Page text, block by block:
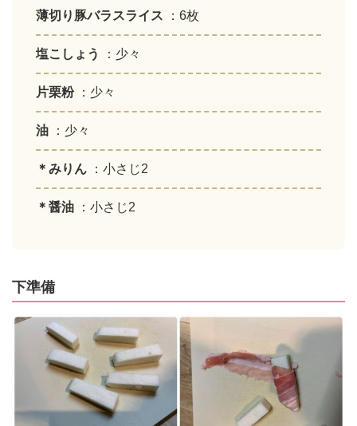
薄切り豚バラスライス ：6枚
塩こしょう ：少々
片栗粉 ：少々
油 ：少々
＊みりん ：小さじ2
＊醤油 ：小さじ2
下準備